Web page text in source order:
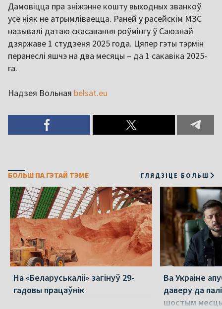
Дамовіцца пра зніжэнне кошту выходных званкоў
усё ніяк не атрымліваецца. Раней у расейскім МЗС
называлі датаю скасавання роўмінгу ў Саюзнай
дзяржаве 1 студзеня 2025 года. Цяпер гэты тэрмін
перанеслі яшчэ на два месяцы – да 1 сакавіка 2025-
га.
Надзея Вольная belsat.eu
БОЛЬШ ПА ГЭТАЙ ТЭМЕ ГЛЯДЗІЦЕ БОЛЬШ
На «Беларуськаліі» загінуў 29-
гадовы працаўнік
Ва Украіне
даверу да
шостым